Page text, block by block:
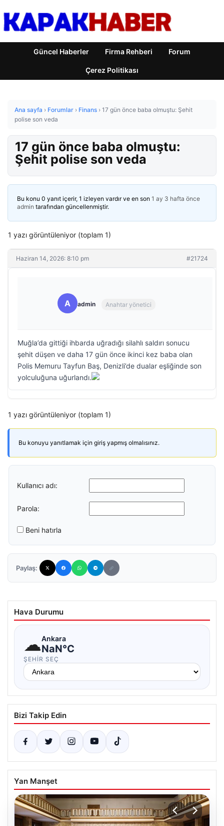
Güncel Haberler Firma Rehberi Forum
Çerez Politikası
Ana sayfa › Forumlar › Finans › 17 gün önce baba olmuştu: Şehit
polise son veda
17 gün önce baba olmuştu:
Şehit polise son veda
Bu konu 0 yanıt içerir, 1 izleyen vardır ve en son 1 ay 3 hafta önce
admin tarafından güncellenmiştir.
1 yazı görüntüleniyor (toplam 1)
Haziran 14, 2026: 8:10 pm #21724
A admin Anahtar yönetici
Muğla’da gittiği ihbarda uğradığı silahlı saldırı sonucu
şehit düşen ve daha 17 gün önce ikinci kez baba olan
Polis Memuru Tayfun Baş, Denizli’de dualar eşliğinde son
yolculuğuna uğurlandı.
1 yazı görüntüleniyor (toplam 1)
Bu konuyu yanıtlamak için giriş yapmış olmalısınız.
Kullanıcı adı:
Parola:
Beni hatırla
Paylaş:
Hava Durumu
☁Ankara
NaN°C
ŞEHIR SEÇ
Bizi Takip Edin
Yan Manşet